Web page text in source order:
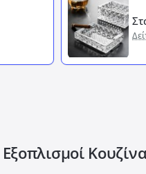
Εξοπλισμοί